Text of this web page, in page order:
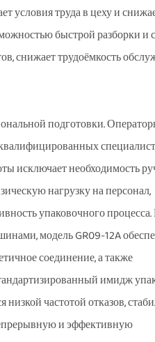
условия труда в цеху и
быстрой разборки и
снижает трудоёмкость
подготовки.
исключает необходимость
нагрузку на персонал,
упаковочного
модель GR09-12A
соединение, а также
имидж
частотой отказов,
и эффективную